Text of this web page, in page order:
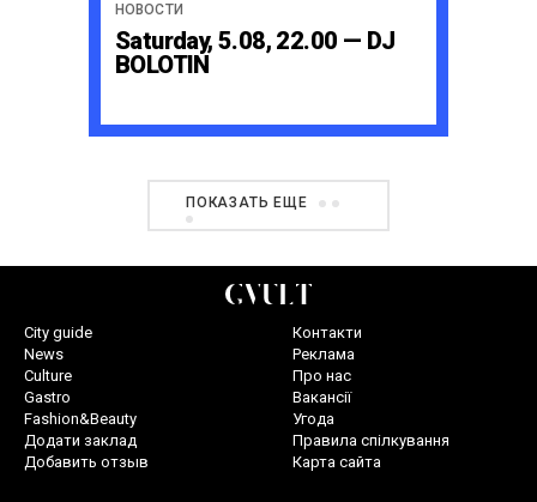
НОВОСТИ
Saturday, 5.08, 22.00 — DJ
BOLOTIN
ПОКАЗАТЬ ЕЩЕ
City guide
News
Culture
Gastro
Fashion&Beauty
Додати заклад
Добавить отзыв
Контакти
Реклама
Про нас
Вакансії
Угода
Правила спілкування
Карта сайта